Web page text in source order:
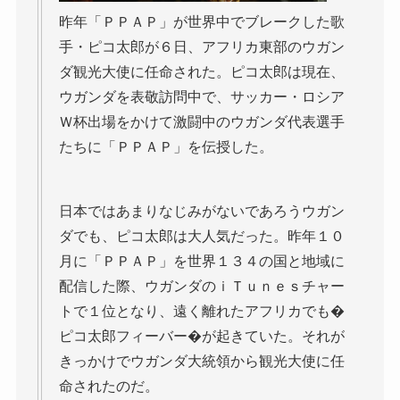
昨年「ＰＰＡＰ」が世界中でブレークした歌
手・ピコ太郎が６日、アフリカ東部のウガン
ダ観光大使に任命された。ピコ太郎は現在、
ウガンダを表敬訪問中で、サッカー・ロシア
Ｗ杯出場をかけて激闘中のウガンダ代表選手
たちに「ＰＰＡＰ」を伝授した。
日本ではあまりなじみがないであろうウガン
ダでも、ピコ太郎は大人気だった。昨年１０
月に「ＰＰＡＰ」を世界１３４の国と地域に
配信した際、ウガンダのｉＴｕｎｅｓチャー
トで１位となり、遠く離れたアフリカでも�
ピコ太郎フィーバー�が起きていた。それが
きっかけでウガンダ大統領から観光大使に任
命されたのだ。